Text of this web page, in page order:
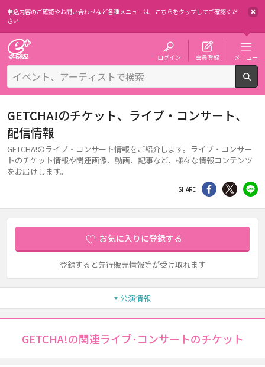
申込内容のご確認やお問い合わせなど各種メニューは、 こちらをタップしてご確認くだ
さい
ログイン 会員登録 メニュー
GETCHA!のチケット、ライブ・コンサート、
配信情報
GETCHA!のライブ・コンサート情報をご紹介します。ライブ・コンサー
トのチケット情報や関連画像、動画、記事など、様々な情報コンテンツ
をお届けします。
SHARE シェア Twitter
お気に入りに登録する
登録すると先行販売情報等が受け取れます
公演情報
GETCHA!の関連ライブ･コンサートのチケット